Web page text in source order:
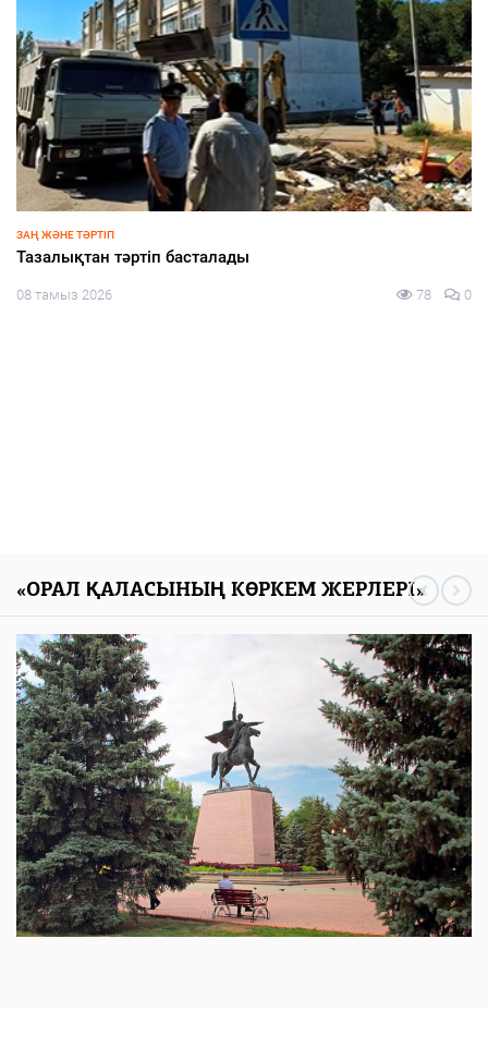
ЗАҢ ЖӘНЕ ТӘРТІП
Тәртіп пен талап тоғысқан алаң
08 тамыз 2026 81 0
«ОРАЛ ҚАЛАСЫНЫҢ КӨРКЕМ ЖЕРЛЕРІ»